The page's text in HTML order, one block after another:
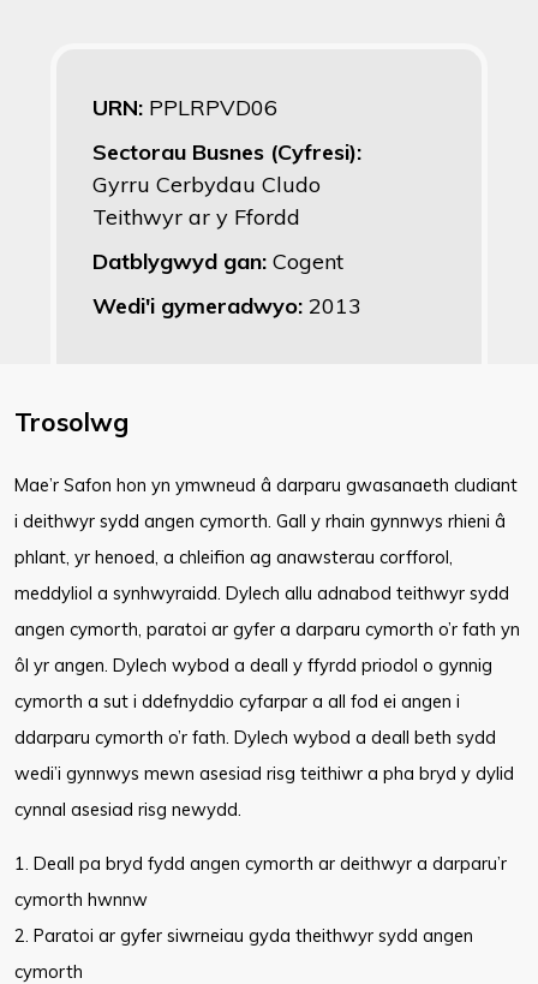
URN: PPLRPVD06
Sectorau Busnes (Cyfresi):
Gyrru Cerbydau Cludo
Teithwyr ar y Ffordd
Datblygwyd gan: Cogent
Wedi'i gymeradwyo: 2013
Trosolwg
Mae’r Safon hon yn ymwneud â darparu gwasanaeth cludiant
i deithwyr sydd angen cymorth. Gall y rhain gynnwys rhieni â
phlant, yr henoed, a chleifion ag anawsterau corfforol,
meddyliol a synhwyraidd. Dylech allu adnabod teithwyr sydd
angen cymorth, paratoi ar gyfer a darparu cymorth o’r fath yn
ôl yr angen. Dylech wybod a deall y ffyrdd priodol o gynnig
cymorth a sut i ddefnyddio cyfarpar a all fod ei angen i
ddarparu cymorth o’r fath. Dylech wybod a deall beth sydd
wedi’i gynnwys mewn asesiad risg teithiwr a pha bryd y dylid
cynnal asesiad risg newydd.
1. Deall pa bryd fydd angen cymorth ar deithwyr a darparu’r
cymorth hwnnw
2. Paratoi ar gyfer siwrneiau gyda theithwyr sydd angen
cymorth